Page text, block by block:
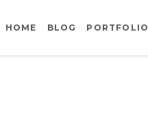
HOME BLOG PORTFOLIO